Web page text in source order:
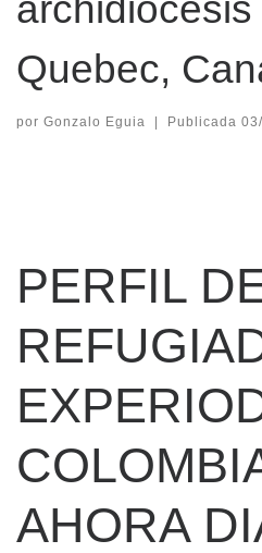
Quebec,
por Gonzalo Eguia | Publicada
PERFIL
AHORA